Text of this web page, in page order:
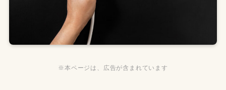
※本ページは、広告が含まれています